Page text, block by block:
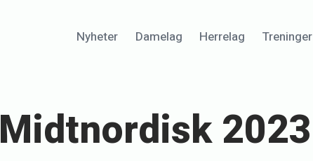
Nyheter Damelag Herrelag Treninger
Midtnordisk 2023